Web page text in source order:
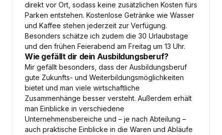
direkt vor Ort, sodass keine zusätzlichen Kosten fürs
Parken entstehen. Kostenlose Getränke wie Wasser
und Kaffee stehen jederzeit zur Verfügung.
Besonders schätze ich zudem die 30 Urlaubstage
und den frühen Feierabend am Freitag um 13 Uhr.
Wie gefällt dir dein Ausbildungsberuf?
Mir gefällt besonders, dass der Ausbildungsberuf
gute Zukunfts- und Weiterbildungsmöglichkeiten
bietet und man viele wirtschaftliche
Zusammenhänge besser versteht. Außerdem erhält
man Einblicke in verschiedene
Unternehmensbereiche und – je nach Abteilung –
auch praktische Einblicke in die Waren und Abläufe